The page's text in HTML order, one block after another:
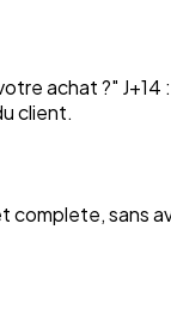
achat ?"
client.
sans